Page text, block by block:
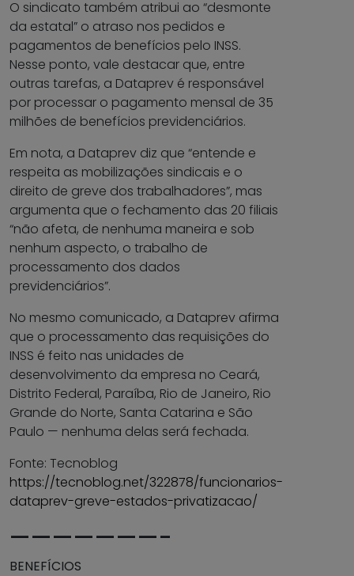
O sindicato também atribui ao “desmonte
da estatal” o atraso nos pedidos e
pagamentos de benefícios pelo INSS.
Nesse ponto, vale destacar que, entre
outras tarefas, a Dataprev é responsável
por processar o pagamento mensal de 35
milhões de benefícios previdenciários.
Em nota, a Dataprev diz que “entende e
respeita as mobilizações sindicais e o
direito de greve dos trabalhadores”, mas
argumenta que o fechamento das 20 filiais
“não afeta, de nenhuma maneira e sob
nenhum aspecto, o trabalho de
processamento dos dados
previdenciários”.
No mesmo comunicado, a Dataprev afirma
que o processamento das requisições do
INSS é feito nas unidades de
desenvolvimento da empresa no Ceará,
Distrito Federal, Paraíba, Rio de Janeiro, Rio
Grande do Norte, Santa Catarina e São
Paulo — nenhuma delas será fechada.
Fonte: Tecnoblog
https://tecnoblog.net/322878/funcionarios-
dataprev-greve-estados-privatizacao/
———————-
BENEFÍCIOS